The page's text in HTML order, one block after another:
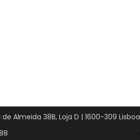
Almeida 38B, Loja D | 1600-309 Lisboa